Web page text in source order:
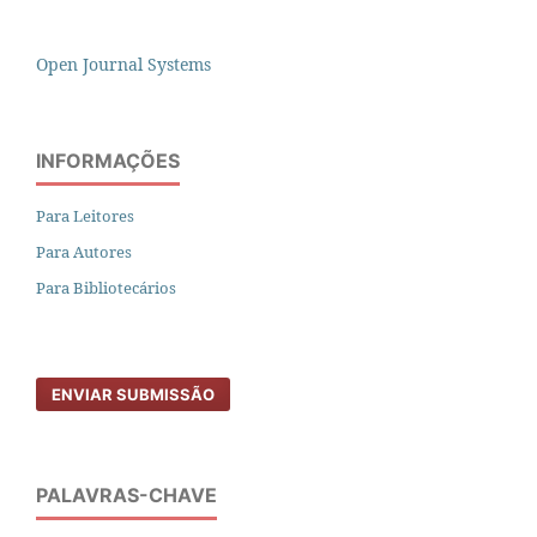
Open Journal Systems
INFORMAÇÕES
Para Leitores
Para Autores
Para Bibliotecários
ENVIAR SUBMISSÃO
PALAVRAS-CHAVE